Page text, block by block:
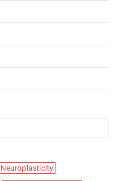
Neuroplasticity